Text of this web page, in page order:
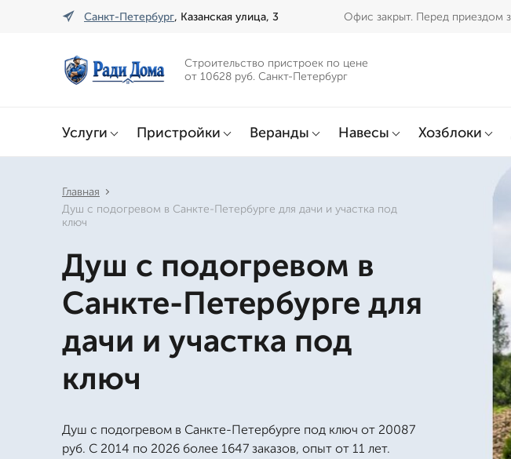
Санкт-Петербург, Казанская улица, 3 Офис закрыт. Перед приездом
Строительство пристроек по цене
от 10628 руб. Санкт-Петербург
Услуги Пристройки Веранды Навесы Хозблоки
Главная
Душ с подогревом в Санкте-Петербурге для дачи и участка под
ключ
Душ с подогревом в
Санкте-Петербурге для
дачи и участка под
ключ
Душ с подогревом в Санкте-Петербурге под ключ от 20087
руб. С 2014 по 2026 более 1647 заказов, опыт от 11 лет.